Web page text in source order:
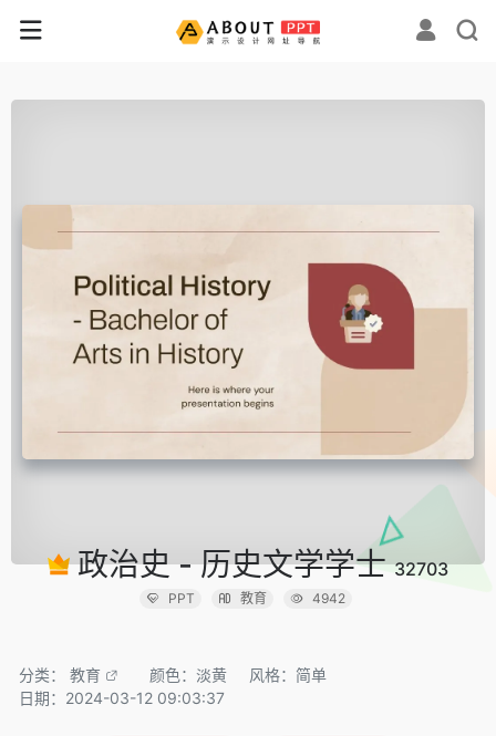
政治史 - 历史文学学士32703
PPT 教育 4942
分类： 教育 颜色：淡黄
风格：简单
日期：2024-03-12 09:03:37